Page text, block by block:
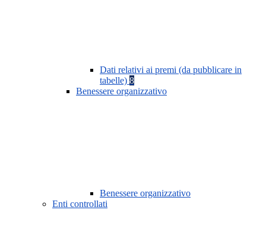
Dati relativi ai premi (da pubblicare in
tabelle) 8
Benessere organizzativo
Benessere organizzativo
Enti controllati